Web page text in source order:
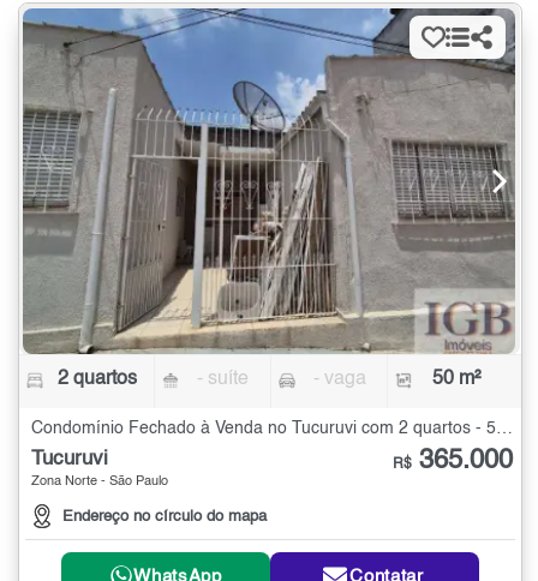
2 quartos - suíte - vaga 50 m²
Condomínio Fechado à Venda no Tucuruvi com 2 quartos - 50 m²
Tucuruvi
Zona Norte - São Paulo
Endereço no círculo do mapa
R$ 365.000
WhatsApp Contatar